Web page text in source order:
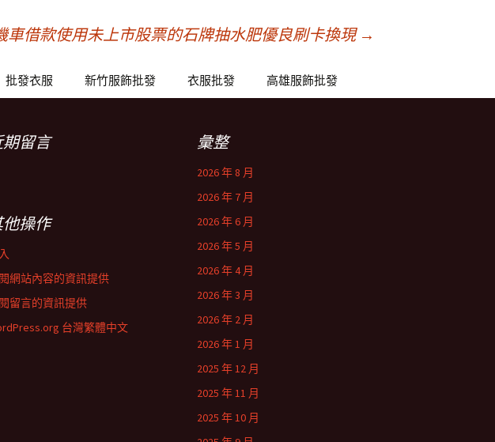
車借款使用未上市股票的石牌抽水肥優良刷卡換現 →
批發衣服 新竹服飾批發 衣服批發 高雄服飾批發
期留言 彙整
2026 年 8 月
2026 年 7 月
2026 年 6 月
2026 年 5 月
2026 年 4 月
2026 年 3 月
2026 年 2 月
2026 年 1 月
2025 年 12 月
2025 年 11 月
2025 年 10 月
他操作
網站內容的資訊提供
留言的資訊提供
台灣繁體中文